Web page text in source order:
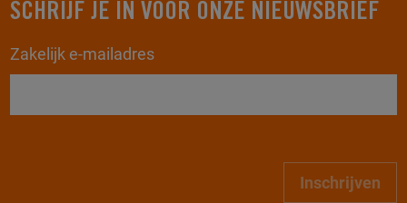
SCHRIJF JE IN VOOR ONZE NIEUWSBRIEF
Zakelijk e-mailadres
Inschrijven